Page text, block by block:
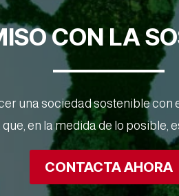
CON LA
una sociedad sostenible
en la medida de lo posible,
CONTACTA AHORA